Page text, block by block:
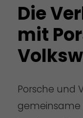
Die
mit
Porsche und
gemeinsame